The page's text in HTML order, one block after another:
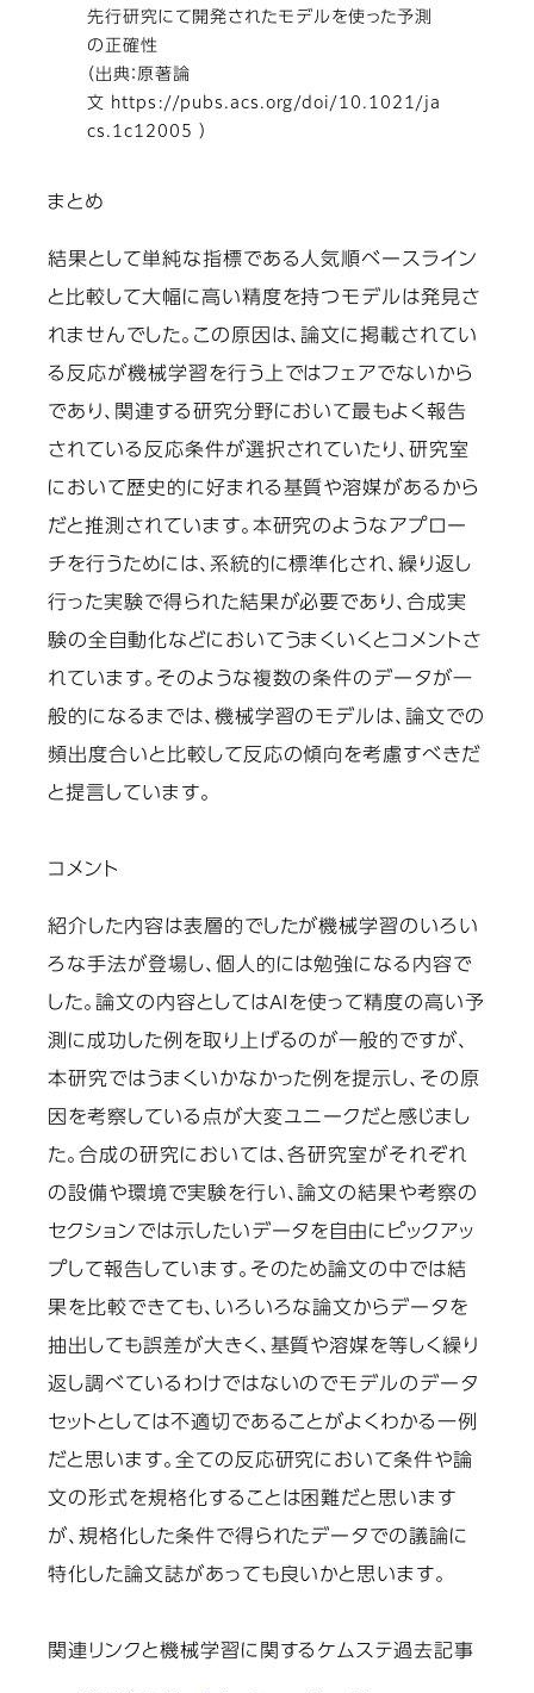
先行研究にて開発されたモデルを使った予測
の正確性
（出典：原著論
文 https://pubs.acs.org/doi/10.1021/ja
cs.1c12005 ）
まとめ
結果として単純な指標である人気順ベースライン
と比較して大幅に高い精度を持つモデルは発見さ
れませんでした。この原因は、論文に掲載されてい
る反応が機械学習を行う上ではフェアでないから
であり、関連する研究分野において最もよく報告
されている反応条件が選択されていたり、研究室
において歴史的に好まれる基質や溶媒があるから
だと推測されています。本研究のようなアプロー
チを行うためには、系統的に標準化され、繰り返し
行った実験で得られた結果が必要であり、合成実
験の全自動化などにおいてうまくいくとコメントさ
れています。そのような複数の条件のデータが一
般的になるまでは、機械学習のモデルは、論文での
頻出度合いと比較して反応の傾向を考慮すべきだ
と提言しています。
コメント
紹介した内容は表層的でしたが機械学習のいろい
ろな手法が登場し、個人的には勉強になる内容で
した。論文の内容としてはAIを使って精度の高い予
測に成功した例を取り上げるのが一般的ですが、
本研究ではうまくいかなかった例を提示し、その原
因を考察している点が大変ユニークだと感じまし
た。合成の研究においては、各研究室がそれぞれ
の設備や環境で実験を行い、論文の結果や考察の
セクションでは示したいデータを自由にピックアッ
プして報告しています。そのため論文の中では結
果を比較できても、いろいろな論文からデータを
抽出しても誤差が大きく、基質や溶媒を等しく繰り
返し調べているわけではないのでモデルのデータ
セットとしては不適切であることがよくわかる一例
だと思います。全ての反応研究において条件や論
文の形式を規格化することは困難だと思います
が、規格化した条件で得られたデータでの議論に
特化した論文誌があっても良いかと思います。
関連リンクと機械学習に関するケムステ過去記事